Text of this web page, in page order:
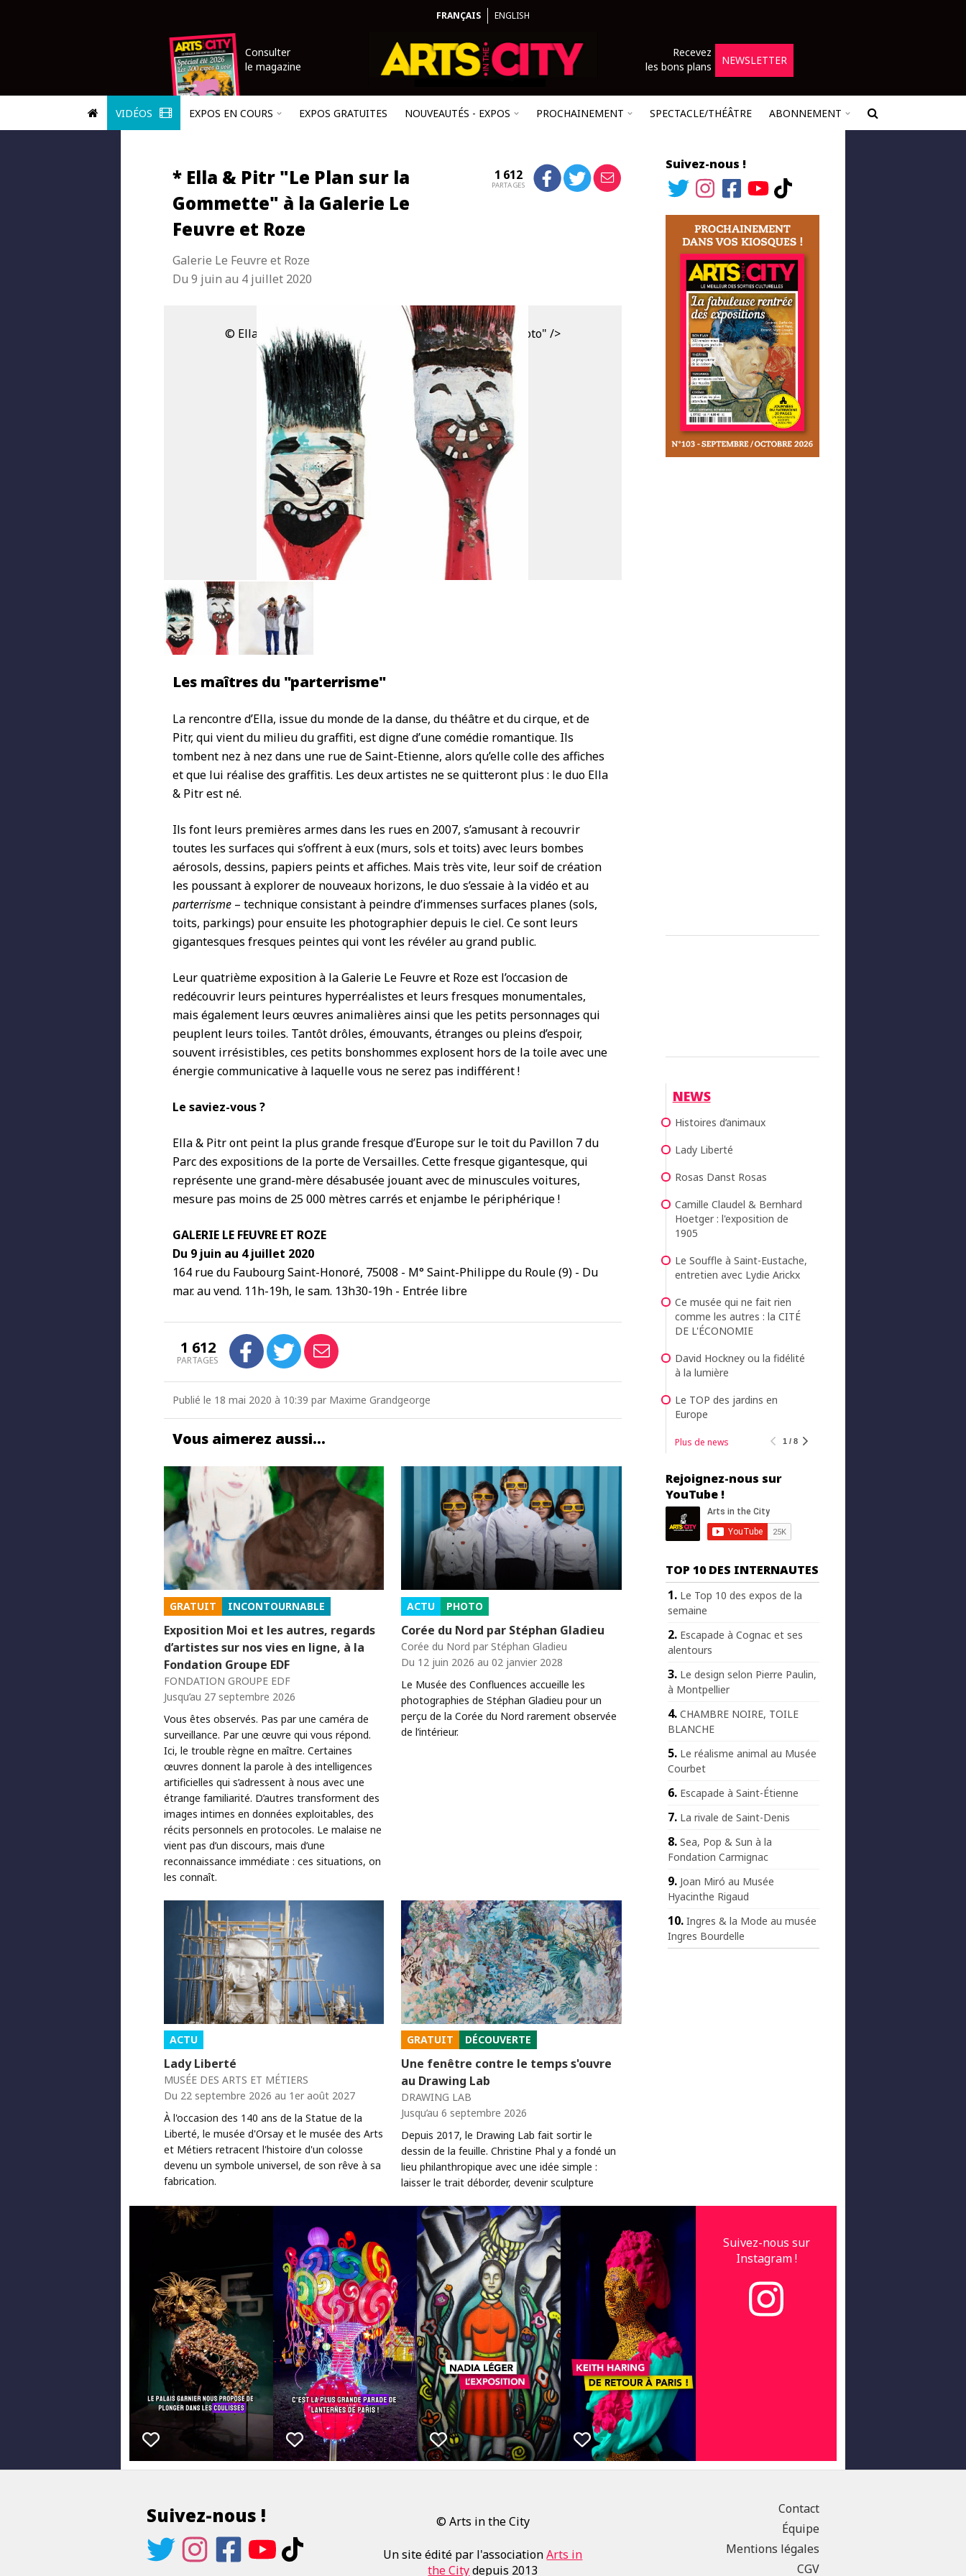
FRANÇAIS ENGLISH
Consulter
le magazine
Recevez
les bons plans
NEWSLETTER
VIDÉOS EXPOS EN COURS EXPOS GRATUITES NOUVEAUTÉS - EXPOS PROCHAINEMENT SPECTACLE/THÉÂTRE ABONNEMENT
* Ella & Pitr "Le Plan sur la
Gommette" à la Galerie Le
Feuvre et Roze
Galerie Le Feuvre et Roze
Du 9 juin au 4 juillet 2020
1 612
PARTAGES
© Ella & Pitr / Galerie Le Feuvre et Roze" data-kind="photo" />
© Ella & Pitr / Galerie Le Feuvre et Roze" data-
© Ella & Pitr / Galerie Le Feuvre et Roze" data-
Les maîtres du "parterrisme"
La rencontre d’Ella, issue du monde de la danse, du théâtre et du cirque, et de
Pitr, qui vient du milieu du graffiti, est digne d’une comédie romantique. Ils
tombent nez à nez dans une rue de Saint-Etienne, alors qu’elle colle des affiches
et que lui réalise des graffitis. Les deux artistes ne se quitteront plus : le duo Ella
& Pitr est né.
Ils font leurs premières armes dans les rues en 2007, s’amusant à recouvrir
toutes les surfaces qui s’offrent à eux (murs, sols et toits) avec leurs bombes
aérosols, dessins, papiers peints et affiches. Mais très vite, leur soif de création
les poussant à explorer de nouveaux horizons, le duo s’essaie à la vidéo et au
parterrisme – technique consistant à peindre d’immenses surfaces planes (sols,
toits, parkings) pour ensuite les photographier depuis le ciel. Ce sont leurs
gigantesques fresques peintes qui vont les révéler au grand public.
Leur quatrième exposition à la Galerie Le Feuvre et Roze est l’occasion de
redécouvrir leurs peintures hyperréalistes et leurs fresques monumentales,
mais également leurs œuvres animalières ainsi que les petits personnages qui
peuplent leurs toiles. Tantôt drôles, émouvants, étranges ou pleins d’espoir,
souvent irrésistibles, ces petits bonshommes explosent hors de la toile avec une
énergie communicative à laquelle vous ne serez pas indifférent !
Le saviez-vous ?
Ella & Pitr ont peint la plus grande fresque d’Europe sur le toit du Pavillon 7 du
Parc des expositions de la porte de Versailles. Cette fresque gigantesque, qui
représente une grand-mère désabusée jouant avec de minuscules voitures,
mesure pas moins de 25 000 mètres carrés et enjambe le périphérique !
GALERIE LE FEUVRE ET ROZE
Du 9 juin au 4 juillet 2020
164 rue du Faubourg Saint-Honoré, 75008 - M° Saint-Philippe du Roule (9) - Du
mar. au vend. 11h-19h, le sam. 13h30-19h - Entrée libre
1 612
PARTAGES
Publié le 18 mai 2020 à 10:39 par Maxime Grandgeorge
Vous aimerez aussi…
GRATUIT INCONTOURNABLE
Exposition Moi et les autres, regards
d’artistes sur nos vies en ligne, à la
Fondation Groupe EDF
FONDATION GROUPE EDF
Jusqu’au 27 septembre 2026
Vous êtes observés. Pas par une caméra de
surveillance. Par une œuvre qui vous répond.
Ici, le trouble règne en maître. Certaines
œuvres donnent la parole à des intelligences
artificielles qui s’adressent à nous avec une
étrange familiarité. D’autres transforment des
images intimes en données exploitables, des
récits personnels en protocoles. Le malaise ne
vient pas d’un discours, mais d’une
reconnaissance immédiate : ces situations, on
les connaît.
ACTU PHOTO
Corée du Nord par Stéphan Gladieu
Corée du Nord par Stéphan Gladieu
Du 12 juin 2026 au 02 janvier 2028
Le Musée des Confluences accueille les
photographies de Stéphan Gladieu pour un
perçu de la Corée du Nord rarement observée
de l’intérieur.
ACTU
Lady Liberté
MUSÉE DES ARTS ET MÉTIERS
Du 22 septembre 2026 au 1er août 2027
À l'occasion des 140 ans de la Statue de la
Liberté, le musée d'Orsay et le musée des Arts
et Métiers retracent l'histoire d'un colosse
devenu un symbole universel, de son rêve à sa
fabrication.
GRATUIT DÉCOUVERTE
Une fenêtre contre le temps s'ouvre
au Drawing Lab
DRAWING LAB
Jusqu’au 6 septembre 2026
Depuis 2017, le Drawing Lab fait sortir le
dessin de la feuille. Christine Phal y a fondé un
lieu philanthropique avec une idée simple :
laisser le trait déborder, devenir sculpture
Suivez-nous !
NEWS
Histoires d’animaux
Lady Liberté
Rosas Danst Rosas
Camille Claudel & Bernhard
Hoetger : l'exposition de
1905
Le Souffle à Saint-Eustache,
entretien avec Lydie Arickx
Ce musée qui ne fait rien
comme les autres : la CITÉ
DE L'ÉCONOMIE
David Hockney ou la fidélité
à la lumière
Le TOP des jardins en
Europe
Plus de news 1 / 8
Rejoignez-nous sur
YouTube !
TOP 10 DES INTERNAUTES
Le Top 10 des expos de la
semaine
Escapade à Cognac et ses
alentours
Le design selon Pierre Paulin,
à Montpellier
CHAMBRE NOIRE, TOILE
BLANCHE
Le réalisme animal au Musée
Courbet
Escapade à Saint-Étienne
La rivale de Saint-Denis
Sea, Pop & Sun à la
Fondation Carmignac
Joan Miró au Musée
Hyacinthe Rigaud
Ingres & la Mode au musée
Ingres Bourdelle
Suivez-nous sur
Instagram !
Suivez-nous ! © Arts in the City
Un site édité par l'associationArts in
the Citydepuis 2013
Contact
Équipe
Mentions légales
CGV